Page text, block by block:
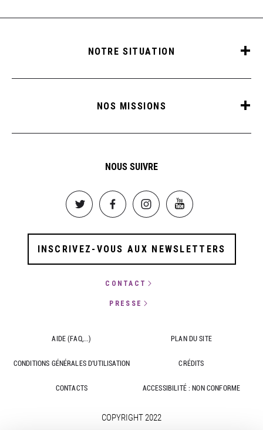
NOTRE SITUATION
NOS MISSIONS
NOUS SUIVRE
Image Image Image Image
INSCRIVEZ-VOUS AUX NEWSLETTERS
CONTACT
PRESSE
AIDE (FAQ,...) PLAN DU SITE
CONDITIONS GÉNÉRALES D'UTILISATION CRÉDITS
CONTACTS ACCESSIBILITÉ : NON CONFORME
COPYRIGHT 2022